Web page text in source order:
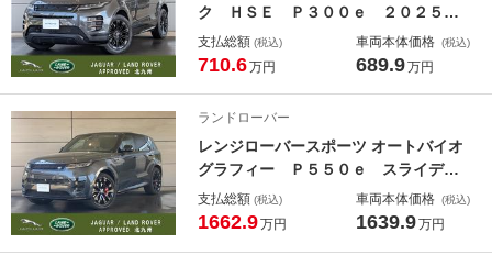
ク ＨＳＥ Ｐ３００ｅ ２０２５Ｍ
Ｙ ２０インチＡＷ ブラックコント
ラストルーフ コールドクライメント
ーター
支払総額 (税込)
710.6万円
車両本体価格 (税込)
689.9万円
ランドローバー
レンジローバースポーツ オートバイオ
グラフィー Ｐ５５０ｅ スライディ
ングパノラミックルーフ・コンフォー
トパック・ブレーキキャリパーレッ
支払総額 (税込)
1662.9万円
車両本体価格 (税込)
1639.9万円